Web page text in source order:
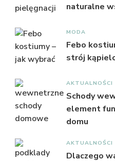
naturalne
MODA
Febo
strój
AKTUALNOŚCI
Schody
element
domu
AKTUALNOŚCI
Dlaczego